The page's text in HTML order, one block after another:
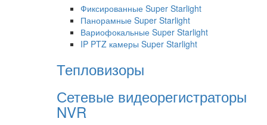
Фиксированные Super Starlight
Панорамные Super Starlight
Вариофокальные Super Starlight
IP PTZ камеры Super Starlight
Тепловизоры
Сетевые видеорегистраторы
NVR